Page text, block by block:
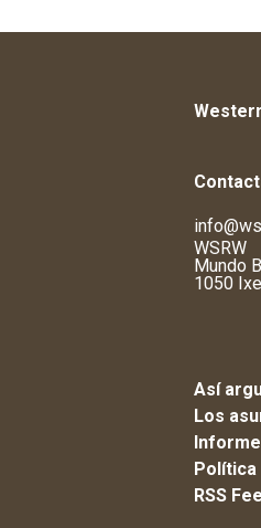
WSRW
Mundo
1050
Así
Los
Política
RSS